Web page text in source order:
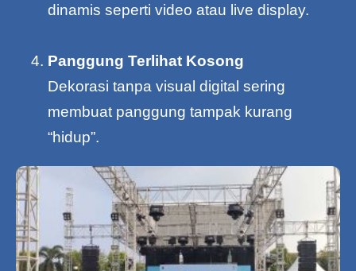
dinamis seperti video atau live display.
Panggung Terlihat Kosong
Dekorasi tanpa visual digital sering
membuat panggung tampak kurang
“hidup”.